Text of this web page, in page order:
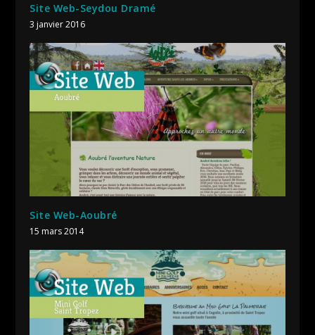
Site Web-Seydou Dramé
3 janvier 2016
Site Web-Aoubré
15 mars 2014